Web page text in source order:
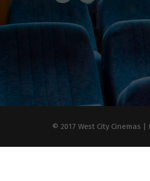
© 2017 West City Cinemas